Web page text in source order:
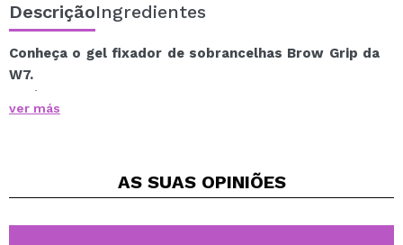
DescriçãoIngredientes
Conheça o gel fixador de sobrancelhas Brow Grip da
W7.
Será sua ferramenta perfeita para obter sobrancelhas
perfeitas.
forte, enquanto a escova em espiral permite uma
ver más
AS SUAS OPINIÕES